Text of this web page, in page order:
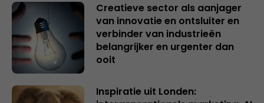
Creatieve sector als aanjager
van innovatie en ontsluiter en
verbinder van industrieën
belangrijker en urgenter dan
ooit
Inspiratie uit Londen: